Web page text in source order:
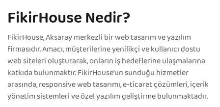
FikirHouse Nedir?
FikirHouse, Aksaray merkezli bir web tasarım ve yazılım
firmasıdır. Amacı, müşterilerine yenilikçi ve kullanıcı dostu
web siteleri oluşturarak, onların iş hedeflerine ulaşmalarına
katkıda bulunmaktır. FikirHouse’un sunduğu hizmetler
arasında, responsive web tasarımı, e-ticaret çözümleri, içerik
yönetim sistemleri ve özel yazılım geliştirme bulunmaktadır.